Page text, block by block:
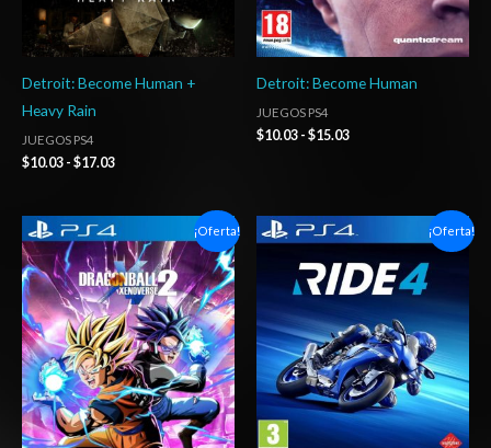
Detroit: Become Human +
Heavy Rain
JUEGOS PS4
$10.03 - $17.03
Detroit: Become Human
JUEGOS PS4
$10.03 - $15.03
¡Oferta!
Rango
de
precios:
desde
$6.03
hasta
$10.03
¡Oferta!
Rango
de
precios:
desde
$4.00
$7.00